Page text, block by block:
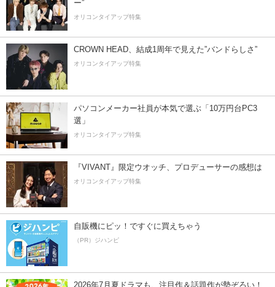
ー”
オリコンタイアップ特集
CROWN HEAD、結成1周年で見えた”バンドらしさ”
オリコンタイアップ特集
パソコンメーカー社員が本気で選ぶ「10万円台PC3
選」
オリコンタイアップ特集
『VIVANT』限定ウオッチ、プロデューサーの感想は
オリコンタイアップ特集
自販機にピッ！ですぐに買えちゃう
（PR）ジハンピ
2026年7月夏ドラマも、注目作＆話題作が勢ぞろい！